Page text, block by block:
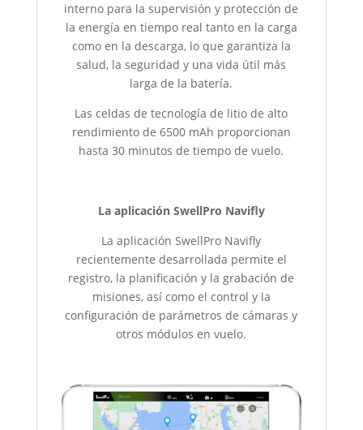
interno para la supervisión y protección de
la energía en tiempo real tanto en la carga
como en la descarga, lo que garantiza la
salud, la seguridad y una vida útil más
larga de la batería.
Las celdas de tecnología de litio de alto
rendimiento de 6500 mAh proporcionan
hasta 30 minutos de tiempo de vuelo.
La aplicación SwellPro Navifly
La aplicación SwellPro Navifly
recientemente desarrollada permite el
registro, la planificación y la grabación de
misiones, así como el control y la
configuración de parámetros de cámaras y
otros módulos en vuelo.